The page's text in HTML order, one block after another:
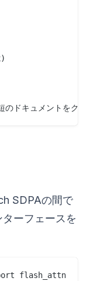
SDPAの間で
ーフェースを
flash_attn